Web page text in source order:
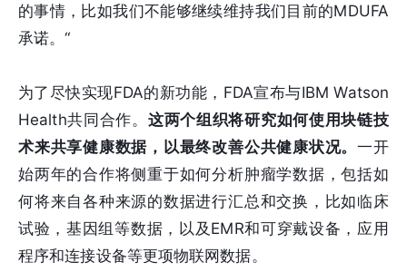
的事情，比如我们不能够继续维持我们目前的MDUFA
承诺。“
为了尽快实现FDA的新功能，FDA宣布与IBM Watson
Health共同合作。 这两个组织将研究如何使用块链技
术来共享健康数据，以最终改善公共健康状况。一开
始两年的合作将侧重于如何分析肿瘤学数据，包括如
何将来自各种来源的数据进行汇总和交换，比如临床
试验，基因组等数据，以及EMR和可穿戴设备，应用
程序和连接设备等更项物联网数据。